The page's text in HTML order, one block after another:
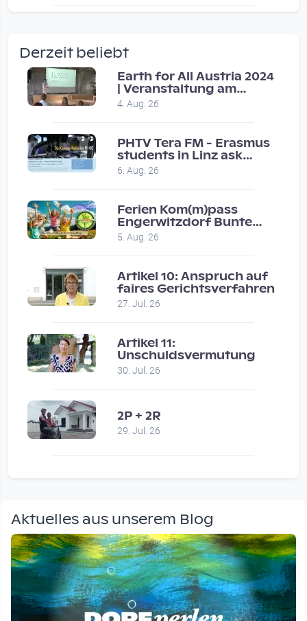
Vor 2 weeks 3 days
Coole Sendung, tolle…
Vor 1 month 2 weeks
Eure Show war super :-)…
Vor 1 month 2 weeks
Derzeit beliebt
Earth for All Austria 2024
| Veranstaltung am
8.7.2024
4. Aug. 26
PHTV Tera FM - Erasmus
students in Linz ask
people on road for
recommendations
6. Aug. 26
Ferien Kom(m)pass
Engerwitzdorf Bunte
Hundestunde
5. Aug. 26
Artikel 10: Anspruch auf
faires Gerichtsverfahren
27. Jul. 26
Artikel 11:
Unschuldsvermutung
30. Jul. 26
2P + 2R
29. Jul. 26
Aktuelles aus unserem Blog